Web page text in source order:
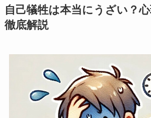
自己犠牲は本当にうざい？
徹底解説